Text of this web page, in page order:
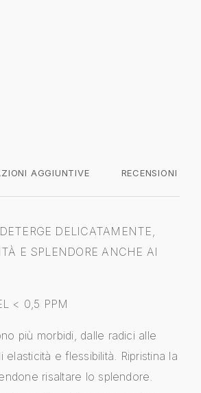
AGGIUNTIVE RECENSIONI
DETERGE DELICATAMENTE,
E SPLENDORE ANCHE AI
< 0,5 PPM
più morbidi, dalle radici alle
e flessibilità. Ripristina la
risaltare lo splendore.